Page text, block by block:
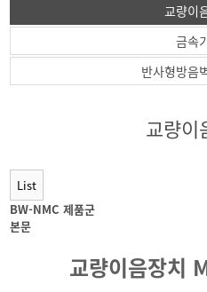
교량이
금속
반사형방음
교량이
List
BW-NMC 제품군
본문
교량이음장치